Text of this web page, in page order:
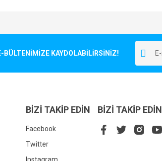
BÜLTENİMİZE KAYDOLABİLİRSİNİZ!
BİZİ TAKİP EDİN
Facebook
Twitter
BİZİ TAKİP EDİN